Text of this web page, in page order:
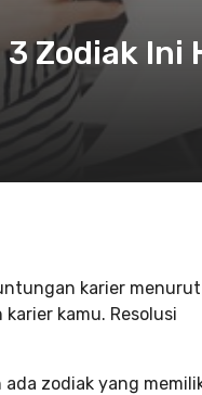
Zodiak Ini
karier menurut
kamu. Resolusi
zodiak yang